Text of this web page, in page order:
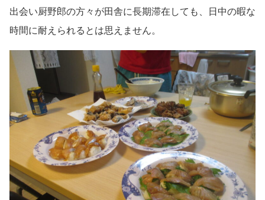
出会い厨野郎の方々が田舎に長期滞在しても、日中の暇な
時間に耐えられるとは思えません。